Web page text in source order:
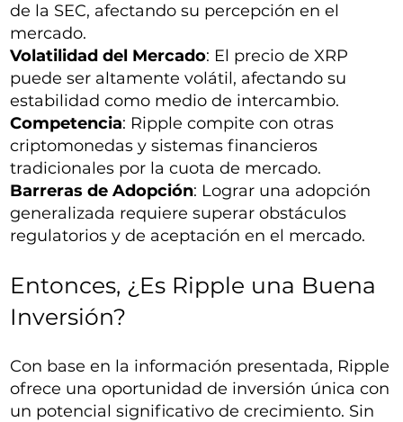
de la SEC, afectando su percepción en el
mercado.
Volatilidad del Mercado: El precio de XRP
puede ser altamente volátil, afectando su
estabilidad como medio de intercambio.
Competencia: Ripple compite con otras
criptomonedas y sistemas financieros
tradicionales por la cuota de mercado.
Barreras de Adopción: Lograr una adopción
generalizada requiere superar obstáculos
regulatorios y de aceptación en el mercado.
Entonces, ¿Es Ripple una Buena
Inversión?
Con base en la información presentada, Ripple
ofrece una oportunidad de inversión única con
un potencial significativo de crecimiento. Sin